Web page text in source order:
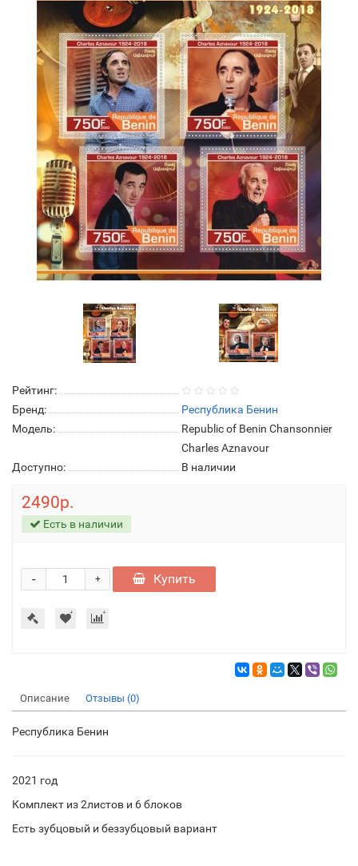
Рейтинг:
Бренд:
Республика Бенин
Модель:
Republic of Benin Chansonnier
Charles Aznavour
Доступно:
В наличии
2490р.
Есть в наличии
+
- Купить
Описание Отзывы (0)
Республика Бенин
2021 год
Комплект из 2листов и 6 блоков
Есть зубцовый и беззубцовый вариант